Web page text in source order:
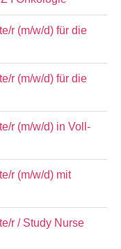
r (m/w/d) für die
r (m/w/d) für die
r (m/w/d) in Voll-
r (m/w/d) mit
r / Study Nurse